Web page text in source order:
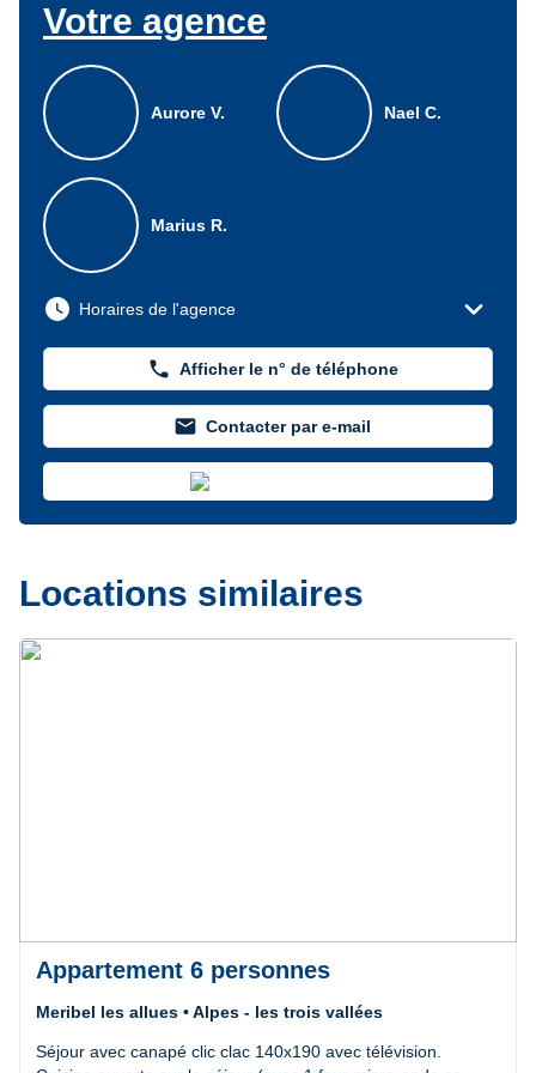
Votre agence
Aurore V. Nael C.
Marius R.
watch_later Horaires de l'agence expand_more
phone Afficher le n° de téléphone
mail Contacter par e-mail
Locations similaires
Précédent
Appartement 6 personnes
Meribel les allues • Alpes - les trois vallées
Séjour avec canapé clic clac 140x190 avec télévision.
Suivant